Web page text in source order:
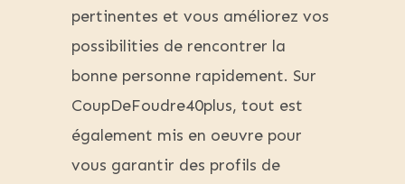
pertinentes et vous améliorez vos
possibilities de rencontrer la
bonne personne rapidement. Sur
CoupDeFoudre40plus, tout est
également mis en oeuvre pour
vous garantir des profils de